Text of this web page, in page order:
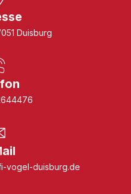
Duisburg
vogel-duisburg.de